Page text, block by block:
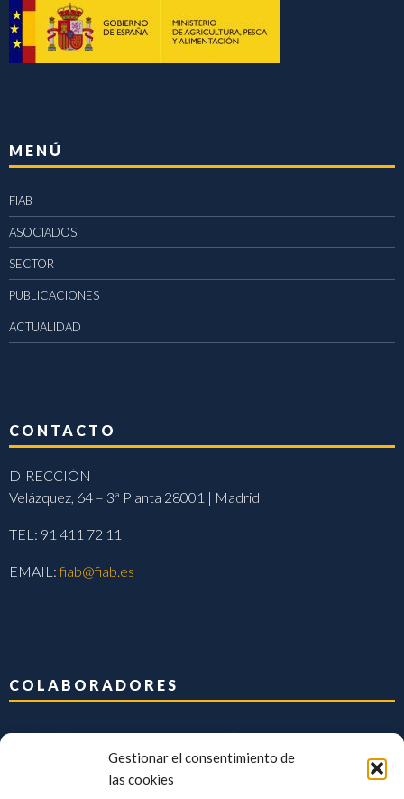
Gestionar el consentimiento de
las cookies
MENÚ
FIAB
ASOCIADOS
SECTOR
PUBLICACIONES
ACTUALIDAD
CONTACTO
DIRECCIÓN
Velázquez, 64 – 3ª Planta 28001 | Madrid
TEL: 91 411 72 11
EMAIL:fiab@fiab.es
COLABORADORES